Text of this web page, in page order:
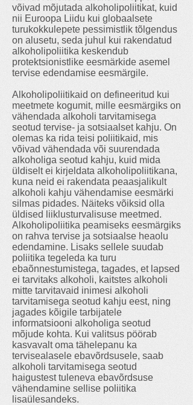
võivad mõjutada alkoholipoliitikat, kuid
nii Euroopa Liidu kui globaalsete
turukokkulepete pessimistlik tõlgendus
on alusetu, seda juhul kui rakendatud
alkoholipoliitika keskendub
protektsionistlike eesmärkide asemel
tervise edendamise eesmärgile.
Alkoholipoliitikaid on defineeritud kui
meetmete kogumit, mille eesmärgiks on
vähendada alkoholi tarvitamisega
seotud tervise- ja sotsiaalset kahju. On
olemas ka rida teisi poliitikaid, mis
võivad vähendada või suurendada
alkoholiga seotud kahju, kuid mida
üldiselt ei kirjeldata alkoholipoliitikana,
kuna neid ei rakendata peaasjalikult
alkoholi kahju vähendamise eesmärki
silmas pidades. Näiteks võiksid olla
üldised liiklusturvalisuse meetmed.
Alkoholipoliitika peamiseks eesmärgiks
on rahva tervise ja sotsiaalse heaolu
edendamine. Lisaks sellele suudab
poliitika tegeleda ka turu
ebaõnnestumistega, tagades, et lapsed
ei tarvitaks alkoholi, kaitstes alkoholi
mitte tarvitavaid inimesi alkoholi
tarvitamisega seotud kahju eest, ning
jagades kõigile tarbijatele
informatsiooni alkoholiga seotud
mõjude kohta. Kui valitsus pöörab
kasvavalt oma tähelepanu ka
tervisealasele ebavõrdsusele, saab
alkoholi tarvitamisega seotud
haigustest tuleneva ebavõrdsuse
vähendamine sellise poliitika
lisaülesandeks.